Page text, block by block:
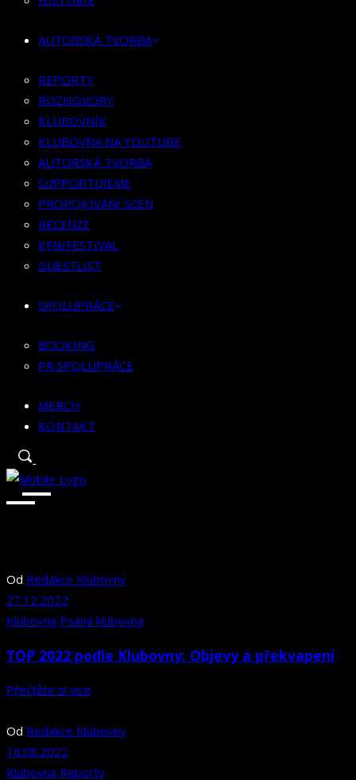
KLUBOVNA NA YOUTUBE
SUPPORTUJEME
PROPOJOVÁNÍ SCÉN
RECENZE
KFN/FESTIVAL
GUESTLIST
SPOLUPRÁCE
BOOKING
PR SPOLUPRÁCE
MERCH
AUTORSKÁ TVORBA
REPORTY
ROZHOVORY
KLUBOVNÍK
KLUBOVNA NA YOUTUBE
AUTORSKÁ TVORBA
SUPPORTUJEME
PROPOJOVÁNÍ SCÉN
RECENZE
KFN/FESTIVAL
GUESTLIST
SPOLUPRÁCE
BOOKING
PR SPOLUPRÁCE
MERCH
KONTAKT
Od Redakce Klubovny
27.12.2022
Klubovna Psaná klubovna
TOP 2022 podle Klubovny: Objevy a překvapení
Přečtěte si více
Od Redakce Klubovny
16.08.2022
Klubovna Reporty